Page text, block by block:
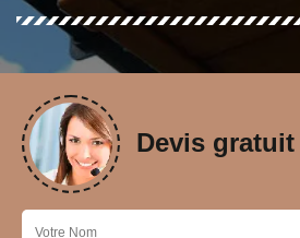
Devis gratuit